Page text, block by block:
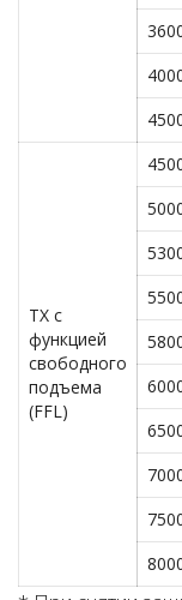
TX с
функцией
свободного
подъема
(FFL)